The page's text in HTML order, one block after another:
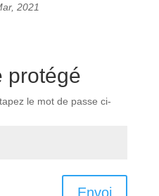
2021
protégé
le mot de passe ci-
Envoi